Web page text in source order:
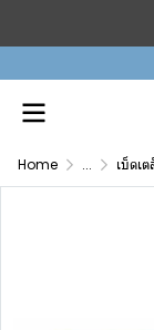
Home ... เบ็ดเ